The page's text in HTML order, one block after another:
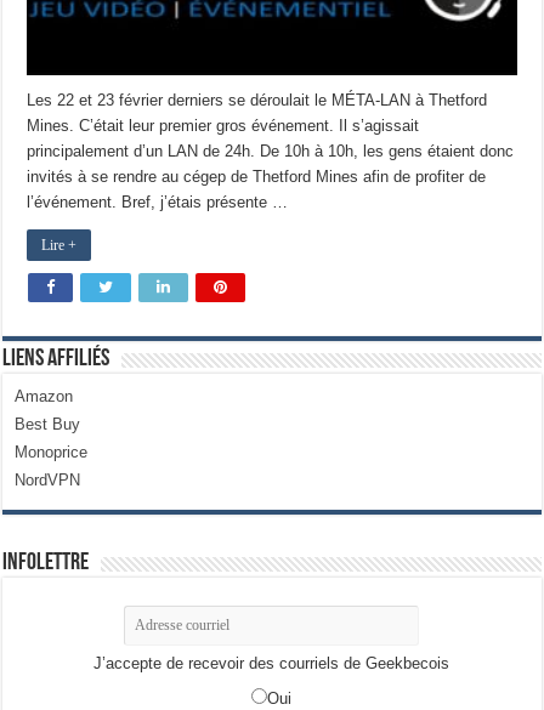
Les 22 et 23 février derniers se déroulait le MÉTA-LAN à Thetford
Mines. C’était leur premier gros événement. Il s’agissait
principalement d’un LAN de 24h. De 10h à 10h, les gens étaient donc
invités à se rendre au cégep de Thetford Mines afin de profiter de
l’événement. Bref, j’étais présente …
Lire +
Liens Affiliés
Amazon
Best Buy
Monoprice
NordVPN
Infolettre
J’accepte de recevoir des courriels de Geekbecois
Oui